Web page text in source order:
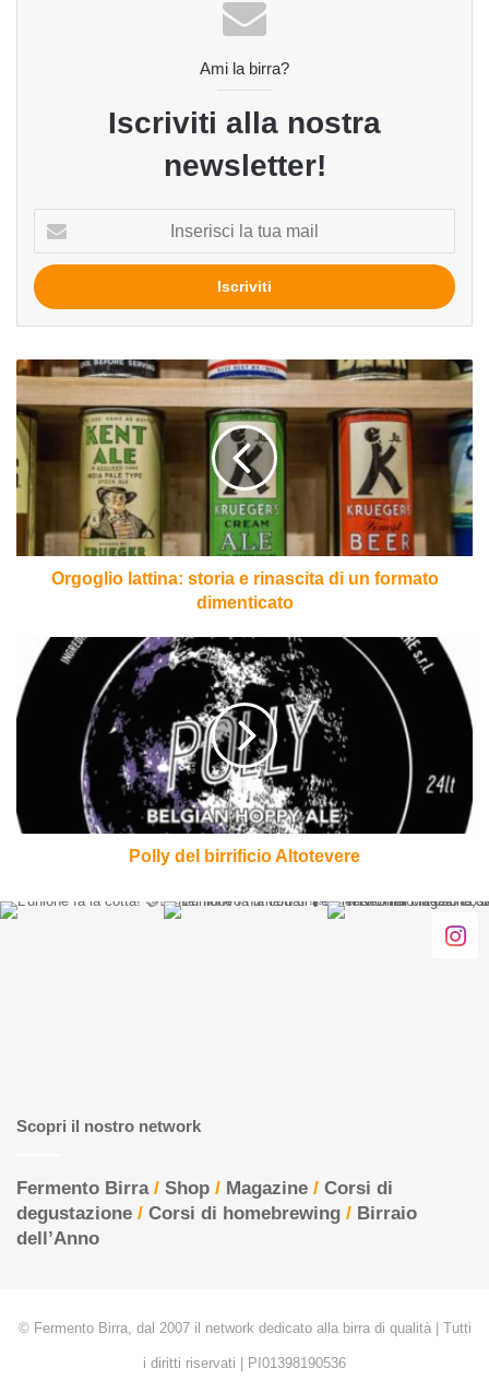
Ami la birra?
Iscriviti alla nostra
newsletter!
tua
mail
Orgoglio
storia
e
rinascita
di
formato
dimenticato
Orgoglio lattina: storia e rinascita di un formato
dimenticato
Polly
del
birrificio
Altotevere
Polly del birrificio Altotevere
Scopri il nostro network
Fermento Birra/ Shop / Magazine / Corsi di
degustazione / Corsi di homebrewing / Birraio
dell’Anno
© Fermento Birra, dal 2007 il network dedicato alla birra di qualità | Tutti
i diritti riservati | PI01398190536